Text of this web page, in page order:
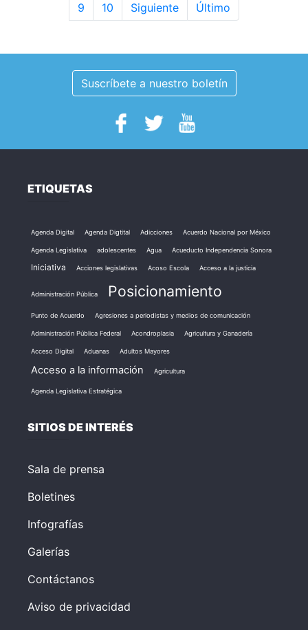
9
10 Siguiente Último
Suscríbete a nuestro boletín
ETIQUETAS
Agenda Digital Agenda Digtital Adicciones Acuerdo Nacional por México
Agenda Legislativa adolescentes Agua Acueducto Independencia Sonora
Iniciativa Acciones legislativas Acoso Escola Acceso a la justicia
Administración Pública Posicionamiento
Punto de Acuerdo Agresiones a periodistas y medios de comunicación
Administración Pública Federal Acondroplasia Agricultura y Ganadería
Acceso Digital Aduanas Adultos Mayores
Acceso a la información Agricultura
Agenda Legislativa Estratégica
SITIOS DE INTERÉS
Sala de prensa
Boletines
Infografías
Galerías
Contáctanos
Aviso de privacidad